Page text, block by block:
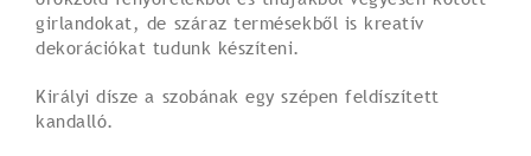
girlandokat, de száraz termésekből is kreatív
dekorációkat tudunk készíteni.
Királyi dísze a szobának egy szépen feldíszített
kandalló.